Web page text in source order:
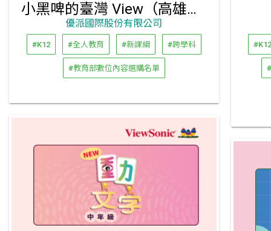
小黑啤的臺灣 View（高雄篇、臺南篇）
優派國際股份有限公司
#K12 #全人教育 #新課綱 #跨學科
#教育部數位內容選購名單